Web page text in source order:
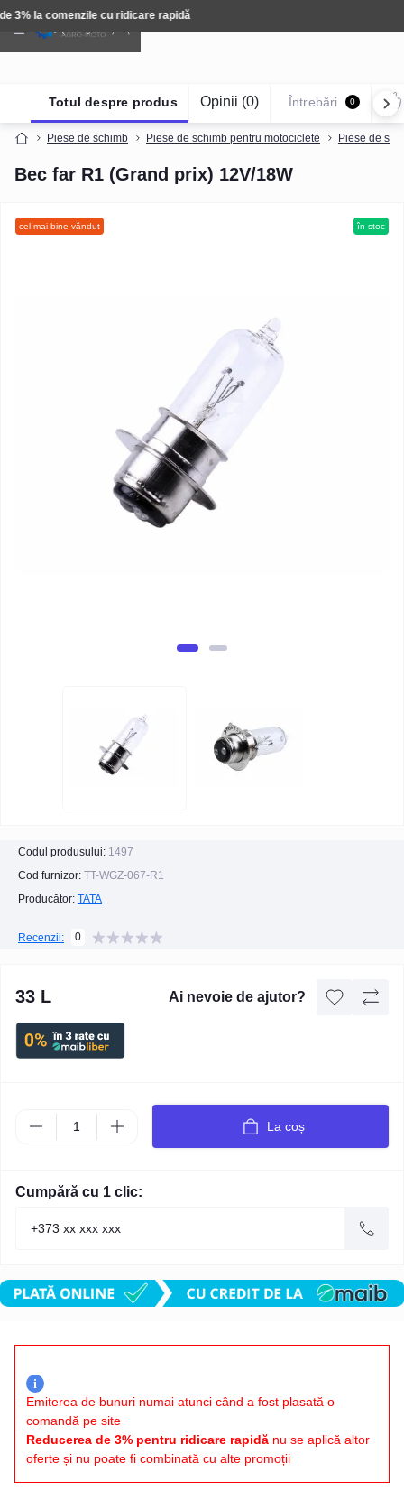
Tehnică: Livrare gratuită
Piese de schimb Piese de schimb pentru motociclete Piese de
Bec far R1 (Grand prix) 12V/18W
Totul despre produs Opinii (0) Întrebări 0
cel mai bine vândut în stoc
Codul produsului: 1497
Cod furnizor: TT-WGZ-067-R1
Producător: TATA
Recenzii: 0
33 L Ai nevoie de ajutor?
La coș
Cumpără cu 1 clic:
i
Emiterea de bunuri numai atunci când a fost plasată o
comandă pe site
Reducerea de 3% pentru ridicare rapidă nu se aplică altor
oferte și nu poate fi combinată cu alte promoții